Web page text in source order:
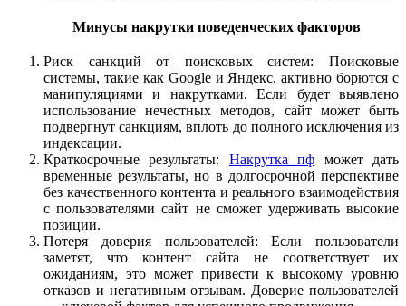
Минусы накрутки поведенческих факторов
Риск санкций от поисковых систем: Поисковые
системы, такие как Google и Яндекс, активно борются с
манипуляциями и накрутками. Если будет выявлено
использование нечестных методов, сайт может быть
подвергнут санкциям, вплоть до полного исключения из
индексации.
Краткосрочные результаты: Накрутка пф может дать
временные результаты, но в долгосрочной перспективе
без качественного контента и реального взаимодействия
с пользователями сайт не сможет удерживать высокие
позиции.
Потеря доверия пользователей: Если пользователи
заметят, что контент сайта не соответствует их
ожиданиям, это может привести к высокому уровню
отказов и негативным отзывам. Доверие пользователей